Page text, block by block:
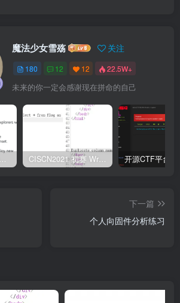
魔法少女雪殇 关注
180 12 12 22.5W+
未来的你一定会感谢现在拼命的自己
下一篇
个人向固件分析练习